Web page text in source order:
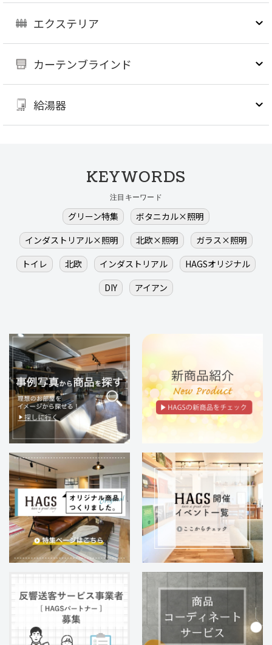
エクステリア
カーテンブラインド
給湯器
KEYWORDS
注目キーワード
グリーン特集
ボタニカル×照明
インダストリアル×照明
北欧×照明
ガラス×照明
トイレ
北欧 インダストリアル
HAGSオリジナル
DIY
アイアン